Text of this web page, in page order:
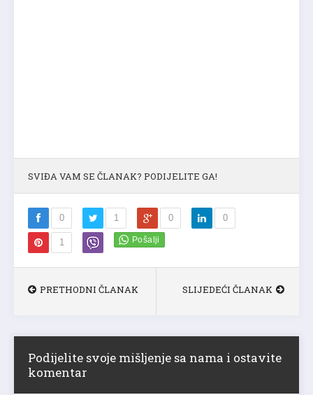
SVIĐA VAM SE ČLANAK? PODIJELITE GA!
0 1 0 0
1
PRETHODNI ČLANAK SLIJEDEĆI ČLANAK
Podijelite svoje mišljenje sa nama i ostavite
komentar